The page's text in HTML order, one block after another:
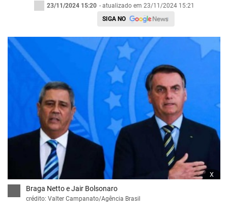
23/11/2024 15:20 - atualizado em 23/11/2024 15:21
SIGA NO
x
Braga Netto e Jair Bolsonaro
crédito: Valter Campanato/Agência Brasil